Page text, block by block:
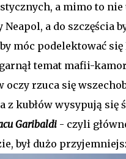
a mimo to nie
a do szczęścia
móc podelektować się
temat mafii-
rzuca się
kubłów wysypują się
Garibaldi - czyli
był dużo